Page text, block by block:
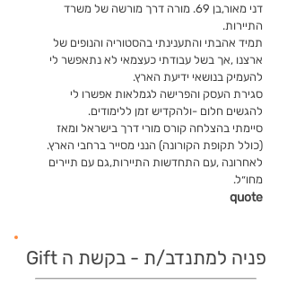
דני מאור,בן 69. מורה דרך מורשה של משרד
התיירות.
תמיד אהבתי והתענינתי בהסטוריה והנופים של
ארצנו ,אך בשל עבודתי כעצמאי לא נתאפשר לי
להעמיק בנושאי ידיעת הארץ.
סגירת העסק והפרישה לגמלאות אפשרו לי
להגשים חלום -ולהקדיש זמן ללימודים.
סיימתי בהצלחה קורס מורי דרך בישראל ומאז
(כולל תקופת הקורונה) הנני מסייר ברחבי הארץ.
לאחרונה ,עם התחדשות התיירות,גם עם תיירים
מחו״ל.
quote
פניה למתנדב/ת - בקשת ה Gift